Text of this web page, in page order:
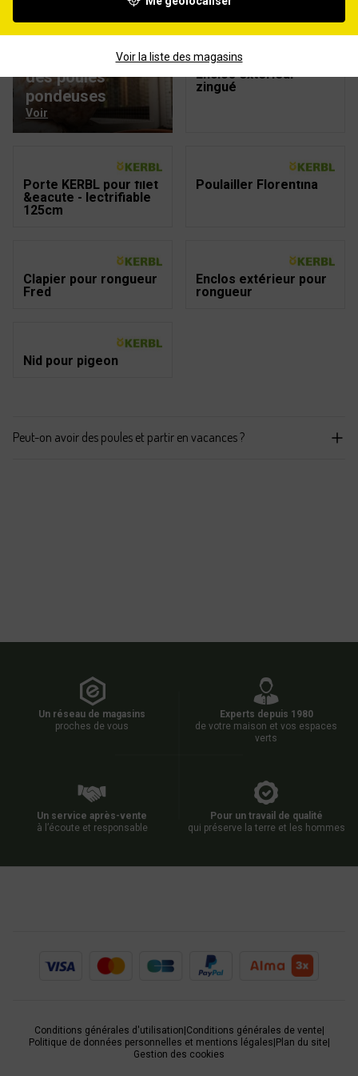
Poulailler Emma
Guide : adopter
des poules
pondeuses
Voir
Enclos extérieur
zingué
Porte KERBL pour filet
&eacute - lectrifiable
125cm
Poulailler Florentina
Clapier pour rongueur
Fred
Enclos extérieur pour
rongueur
Nid pour pigeon
Peut-on avoir des poules et partir en vacances ?
Un réseau de magasins
proches de vous
Experts depuis 1980
de votre maison et vos espaces
verts
Un service après-vente
à l’écoute et responsable
Pour un travail de qualité
qui préserve la terre et les hommes
Conditions générales d'utilisation Conditions générales de vente|
Politique de données personnelles et mentions légales Plan du site|
Gestion des cookies
Voir la liste des magasins